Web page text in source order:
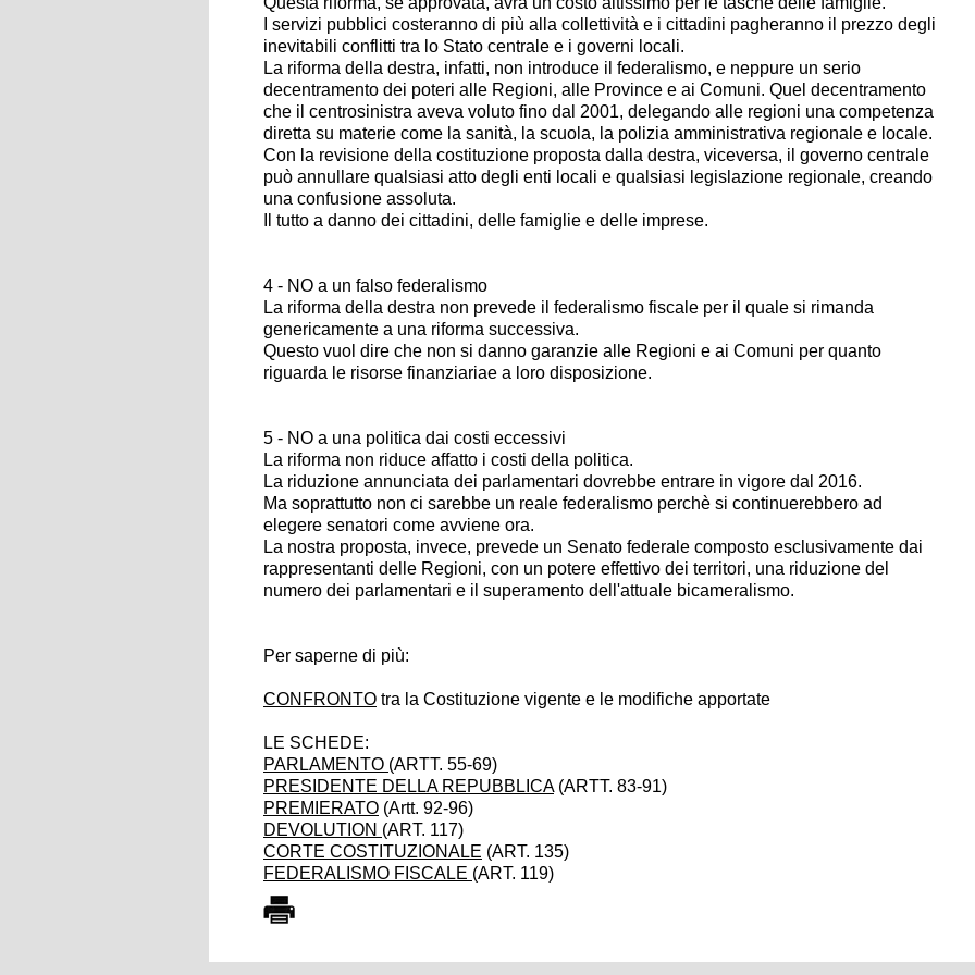
I servizi pubblici costeranno di più alla collettività e i cittadini pagheranno il prezzo degli
inevitabili conflitti tra lo Stato centrale e i governi locali.
La riforma della destra, infatti, non introduce il federalismo, e neppure un serio
decentramento dei poteri alle Regioni, alle Province e ai Comuni. Quel decentramento
che il centrosinistra aveva voluto fino dal 2001, delegando alle regioni una competenza
diretta su materie come la sanità, la scuola, la polizia amministrativa regionale e locale.
Con la revisione della costituzione proposta dalla destra, viceversa, il governo centrale
può annullare qualsiasi atto degli enti locali e qualsiasi legislazione regionale, creando
una confusione assoluta.
Il tutto a danno dei cittadini, delle famiglie e delle imprese.
4 - NO a un falso federalismo
La riforma della destra non prevede il federalismo fiscale per il quale si rimanda
genericamente a una riforma successiva.
Questo vuol dire che non si danno garanzie alle Regioni e ai Comuni per quanto
riguarda le risorse finanziariae a loro disposizione.
5 - NO a una politica dai costi eccessivi
La riforma non riduce affatto i costi della politica.
La riduzione annunciata dei parlamentari dovrebbe entrare in vigore dal 2016.
Ma soprattutto non ci sarebbe un reale federalismo perchè si continuerebbero ad
elegere senatori come avviene ora.
La nostra proposta, invece, prevede un Senato federale composto esclusivamente dai
rappresentanti delle Regioni, con un potere effettivo dei territori, una riduzione del
numero dei parlamentari e il superamento dell'attuale bicameralismo.
Per saperne di più:
CONFRONTO tra la Costituzione vigente e le modifiche apportate
LE SCHEDE:
PARLAMENTO (ARTT. 55-69)
PRESIDENTE DELLA REPUBBLICA(ARTT. 83-91)
PREMIERATO (Artt. 92-96)
DEVOLUTION (ART. 117)
CORTE COSTITUZIONALE (ART. 135)
FEDERALISMO FISCALE (ART. 119)